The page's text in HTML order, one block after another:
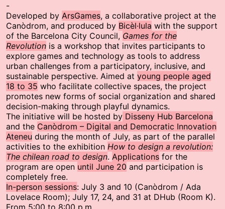
-
Developed by ArsGames, a collaborative project at the
Canòdrom, and produced by Bicèl·lula with the support
of the Barcelona City Council, Games for the
Revolution is a workshop that invites participants to
explore games and technology as tools to address
urban challenges from a participatory, inclusive, and
sustainable perspective. Aimed at young people aged
18 to 35 who facilitate collective spaces, the project
promotes new forms of social organization and shared
decision-making through playful dynamics.
The initiative will be hosted by Disseny Hub Barcelona
and the Canòdrom – Digital and Democratic Innovation
Ateneu during the month of July, as part of the parallel
activities to the exhibition How to design a revolution:
The chilean road to design. Applications for the
program are open until June 20 and participation is
completely free.
In-person sessions: July 3 and 10 (Canòdrom / Ada
Lovelace Room); July 17, 24, and 31 at DHub (Room K).
From 5:00 to 8:00 p.m.